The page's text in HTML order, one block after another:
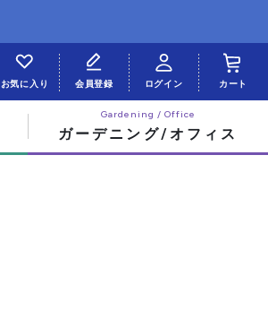
ガーデニング/オフィス
お気に入り 会員登録 ログイン カート